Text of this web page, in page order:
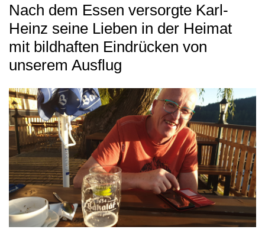
Nach dem Essen versorgte Karl-
Heinz seine Lieben in der Heimat
mit bildhaften Eindrücken von
unserem Ausflug